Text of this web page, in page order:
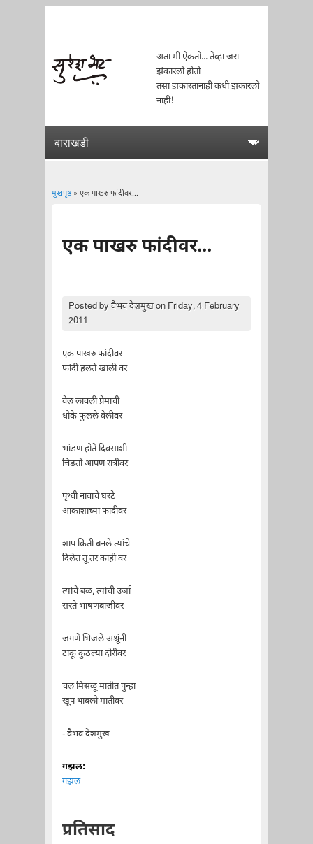
अता मी ऐकतो... तेव्हा जरा
झंकारलो होतो
तसा झंकारतानाही कधी झंकारलो
नाही!
मुखपृष्ठ» एक पाखरु फांदीवर...
एक पाखरु फांदीवर...
Posted byवैभव देशमुखon Friday, 4 February
2011
एक पाखरु फांदीवर
फांदी हलते खाली वर
वेल लावली प्रेमाची
धोके फुलले वेलीवर
भांडण होते दिवसाशी
चिडतो आपण रात्रीवर
पृथ्वी नावाचे घरटे
आकाशाच्या फांदीवर
शाप किती बनले त्यांचे
दिलेत तू तर काही वर
त्यांचे बळ, त्यांची उर्जा
सरते भाषणबाजीवर
जगणे भिजले अश्रूंनी
टाकू कुठल्या दोरीवर
चल मिसळू मातीत पुन्हा
खूप थांबलो मातीवर
- वैभव देशमुख
गझल:
गझल
प्रतिसाद